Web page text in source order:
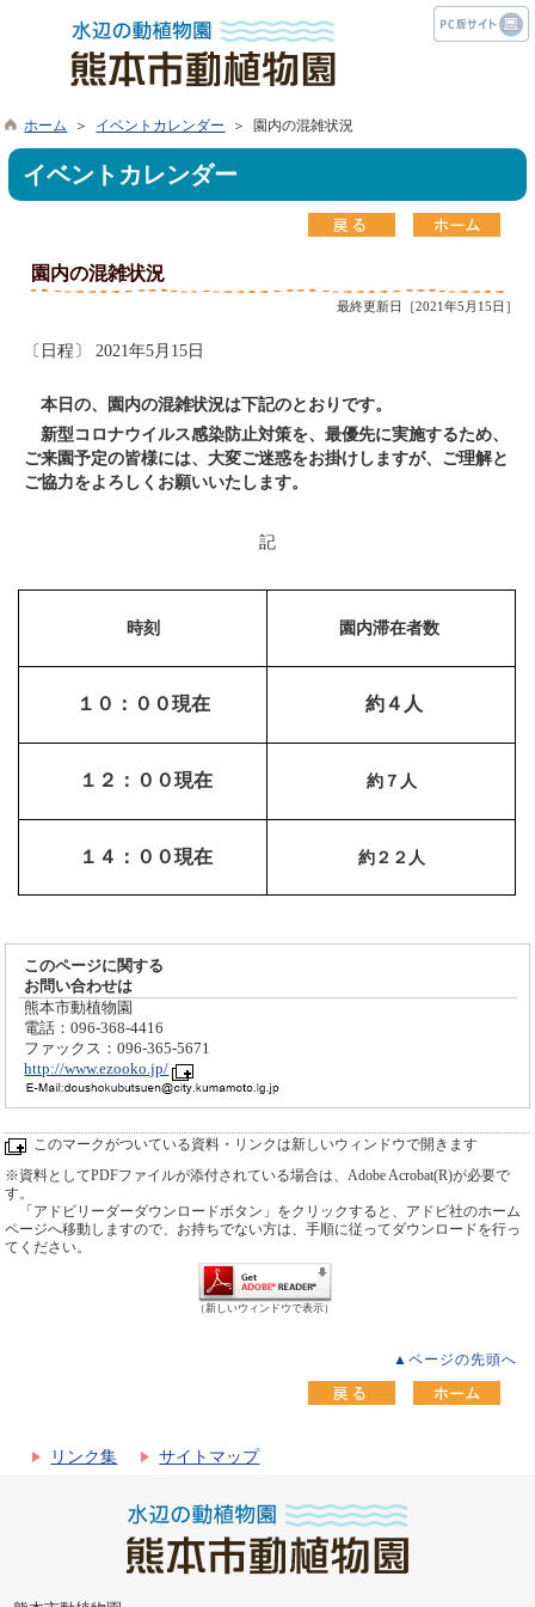
ホーム ＞ イベントカレンダー ＞ 園内の混雑状況
イベントカレンダー
園内の混雑状況
最終更新日［2021年5月15日］
〔日程〕 2021年5月15日
本日の、園内の混雑状況は下記のとおりです。
新型コロナウイルス感染防止対策を、最優先に実施するため、
ご来園予定の皆様には、大変ご迷惑をお掛けしますが、ご理解と
ご協力をよろしくお願いいたします。
記
時刻 園内滞在者数
１０：００現在 約４人
１２：００現在 約７人
１４：００現在 約２２人
このページに関する
お問い合わせは
熊本市動植物園
電話：096-368-4416
ファックス：096-365-5671
http://www.ezooko.jp/
このマークがついている資料・リンクは新しいウィンドウで開きます
※資料としてPDFファイルが添付されている場合は、Adobe Acrobat(R)が必要で
す。
「アドビリーダーダウンロードボタン」をクリックすると、アドビ社のホーム
ページへ移動しますので、お持ちでない方は、手順に従ってダウンロードを行っ
てください。
（新しいウィンドウで表示）
▲ページの先頭へ
リンク集 サイトマップ